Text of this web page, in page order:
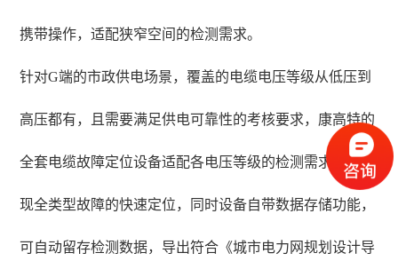
携带操作，适配狭窄空间的检测需求。
针对G端的市政供电场景，覆盖的电缆电压等级从低压到
高压都有，且需要满足供电可靠性的考核要求，康高特的
全套电缆故障定位设备适配各电压等级的检测需求，可实
现全类型故障的快速定位，同时设备自带数据存储功能，
可自动留存检测数据，导出符合《城市电力网规划设计导